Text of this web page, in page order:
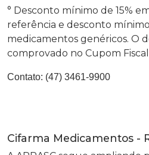
° Desconto mínimo de 15%
referência e desconto
medicamentos genéricos. O
comprovado no Cupom
Contato: (47) 3461-9900
Cifarma Medicamentos -